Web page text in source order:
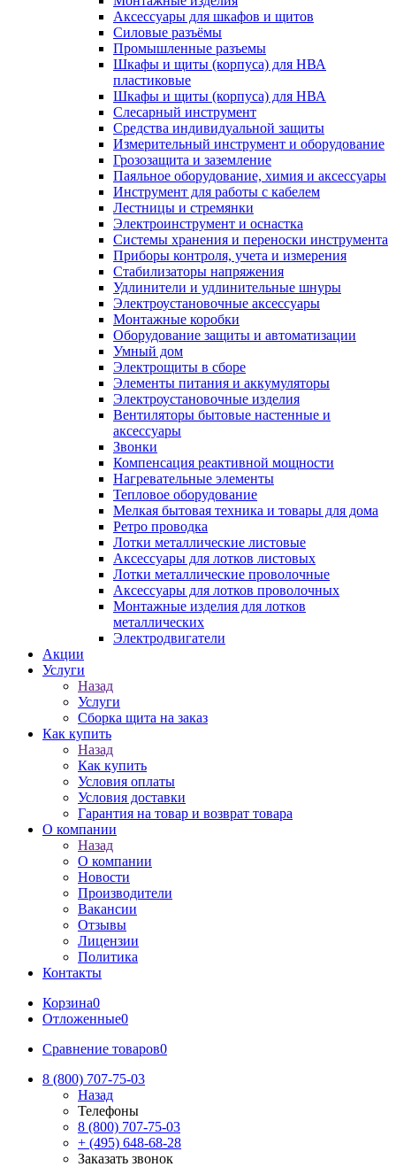
Аксессуары для шкафов и щитов
Силовые разъёмы
Промышленные разъемы
Шкафы и щиты (корпуса) для НВА
пластиковые
Шкафы и щиты (корпуса) для НВА
Слесарный инструмент
Средства индивидуальной защиты
Измерительный инструмент и оборудование
Грозозащита и заземление
Паяльное оборудование, химия и аксессуары
Инструмент для работы с кабелем
Лестницы и стремянки
Электроинструмент и оснастка
Системы хранения и переноски инструмента
Приборы контроля, учета и измерения
Стабилизаторы напряжения
Удлинители и удлинительные шнуры
Электроустановочные аксессуары
Монтажные коробки
Оборудование защиты и автоматизации
Умный дом
Электрощиты в сборе
Элементы питания и аккумуляторы
Электроустановочные изделия
Вентиляторы бытовые настенные и
аксессуары
Звонки
Компенсация реактивной мощности
Нагревательные элементы
Тепловое оборудование
Мелкая бытовая техника и товары для дома
Ретро проводка
Лотки металлические листовые
Аксессуары для лотков листовых
Лотки металлические проволочные
Аксессуары для лотков проволочных
Монтажные изделия для лотков
металлических
Электродвигатели
Акции
Услуги
Назад
Услуги
Сборка щита на заказ
Как купить
Назад
Как купить
Условия оплаты
Условия доставки
Гарантия на товар и возврат товара
О компании
Назад
О компании
Новости
Производители
Вакансии
Отзывы
Лицензии
Политика
Контакты
Корзина0
Отложенные0
Сравнение товаров0
8 (800) 707-75-03
Назад
Телефоны
8 (800) 707-75-03
+ (495) 648-68-28
Заказать звонок